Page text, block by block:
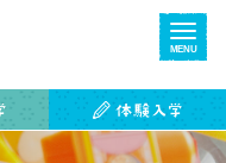
MENU